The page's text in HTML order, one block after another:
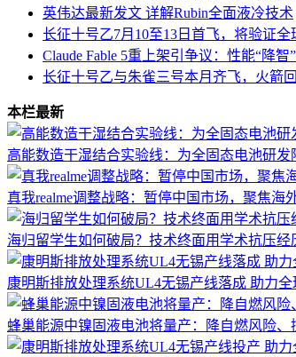
英伟达最新发文 详解Rubin全面液冷技术
长征十号乙7月10至13日首飞，将验证
Claude Fable 5重上架引争议：性能“降
长征十号乙与朱雀三号本月齐飞，火箭
本栏最新
高能数造干湿结合实验线：为全固态电池研发
真我realme调整战略：暂停中国市场，聚焦海
海归留学生如何破局？技术终面用学术抗压经
康明斯排放处理系统UL4无锡产线落成 助力
蜂巢能源中镍固液电池将量产：降自燃风险